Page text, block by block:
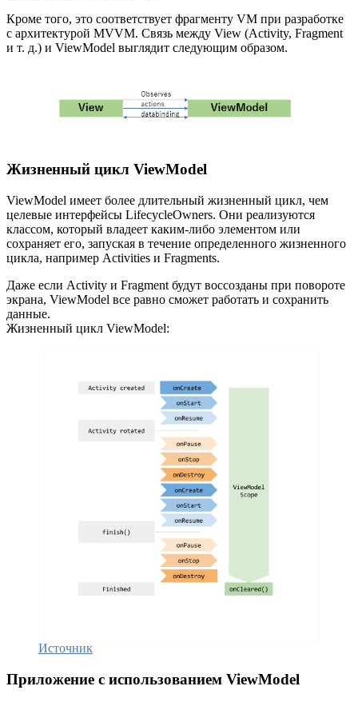
Кроме того, это соответствует фрагменту VM при разработке
с архитектурой MVVM. Связь между View (Activity, Fragment
и т. д.) и ViewModel выглядит следующим образом.
Жизненный цикл ViewModel
ViewModel имеет более длительный жизненный цикл, чем
целевые интерфейсы LifecycleOwners. Они реализуются
классом, который владеет каким-либо элементом или
сохраняет его, запуская в течение определенного жизненного
цикла, например Activities и Fragments.
Даже если Activity и Fragment будут воссозданы при повороте
экрана, ViewModel все равно сможет работать и сохранить
данные.
Жизненный цикл ViewModel:
Источник
Приложение с использованием ViewModel